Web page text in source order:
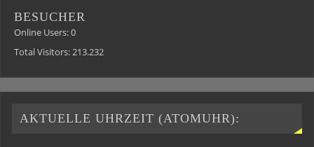
BESUCHER
Online Users:0
Total Visitors:213.232
AKTUELLE UHRZEIT (ATOMUHR):